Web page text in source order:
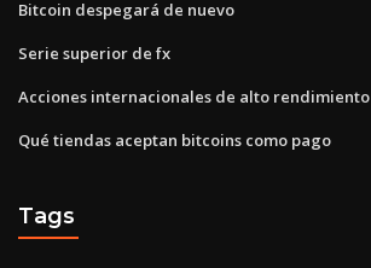
Bitcoin despegará de nuevo
Serie superior de fx
Acciones internacionales de alto rendimiento
Qué tiendas aceptan bitcoins como pago
Tags